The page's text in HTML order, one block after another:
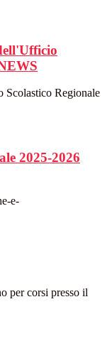
Scolastico Regionale
2025-2026
e-
per corsi presso il